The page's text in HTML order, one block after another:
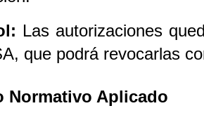
Las autorizaciones
que podrá revocarlas
Normativo Aplicado